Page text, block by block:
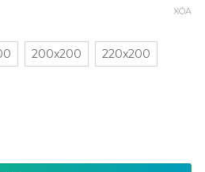
200x200 220x200
XÓA